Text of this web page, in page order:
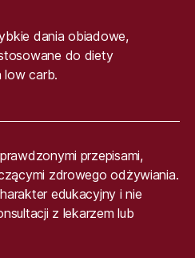
dania obiadowe,
do diety
low carb.
przepisami,
zdrowego odżywiania.
edukacyjny i nie
z lekarzem lub